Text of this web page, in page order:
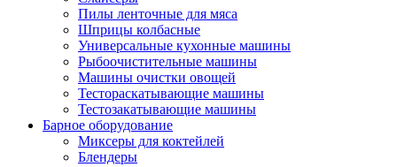
Пилы ленточные для мяса
Шприцы колбасные
Универсальные кухонные машины
Рыбоочистительные машины
Машины очистки овощей
Тестораскатывающие машины
Тестозакатывающие машины
Барное оборудование
Миксеры для коктейлей
Блендеры